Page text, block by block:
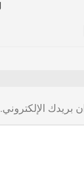
بريدك الإلكتروني.